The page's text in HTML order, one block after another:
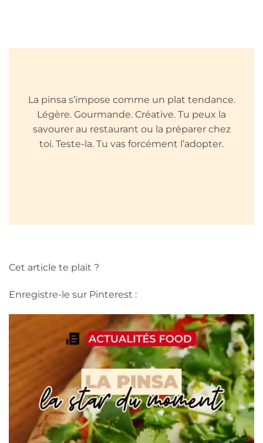
La pinsa s’impose comme un plat tendance.
Légère. Gourmande. Créative. Tu peux la
savourer au restaurant ou la préparer chez
toi. Teste-la. Tu vas forcément l’adopter.
Cet article te plait ?
Enregistre-le sur Pinterest :